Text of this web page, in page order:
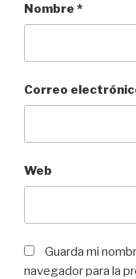
Nombre *
Correo
Web
Guarda mi
navegador para la